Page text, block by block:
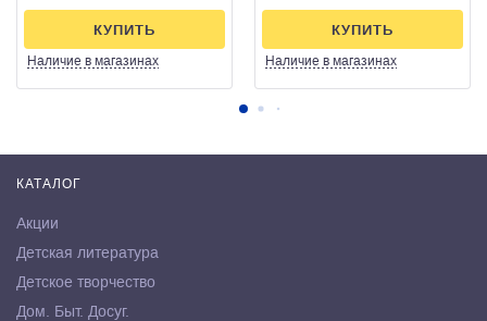
Наличие в магазинах
КУПИТЬ
Наличие в магазинах
КУПИТЬ
КАТАЛОГ
Акции
Детская литература
Детское творчество
Дом. Быт. Досуг.